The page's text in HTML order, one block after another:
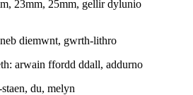
23mm, 25mm, gellir dylunio
diemwnt, gwrth-lithro
arwain ffordd ddall, addurno
du, melyn